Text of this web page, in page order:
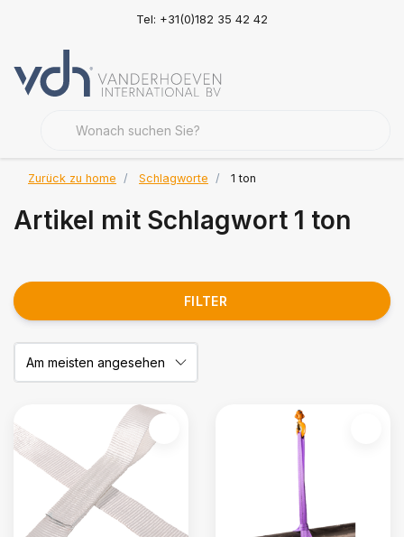
Tel: +31(0)182 35 42 42
Zurück zu home Schlagworte 1 ton
Artikel mit Schlagwort 1 ton
FILTER